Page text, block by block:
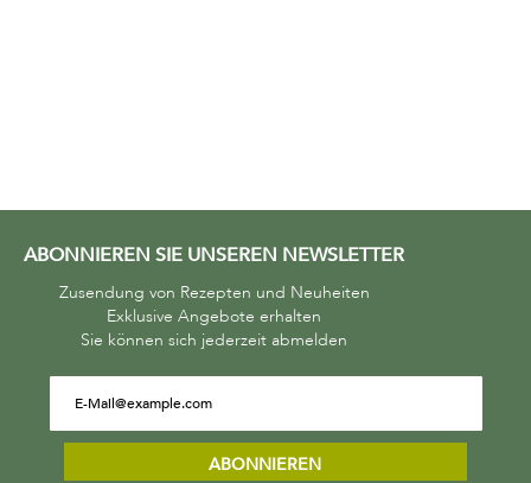
ABONNIEREN SIE UNSEREN NEWSLETTER
Zusendung von Rezepten und Neuheiten
Exklusive Angebote erhalten
Sie können sich jederzeit abmelden
ABONNIEREN